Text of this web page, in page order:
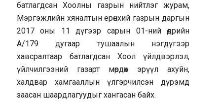
батлагдсан Хоолны газрын нийтлэг журам,
Мэргэжлийн хяналтын ерөнхий газрын даргын
2017 оны 11 дүгээр сарын 01-ний өдрийн
А/179 дугаар тушаалын нэгдүгээр
хавсралтаар батлагдсан Хоол үйлдвэрлэл,
үйлчилгээний газарт мөрдөх эрүүл ахуйн,
халдвар хамгааллын үлгэрчилсэн дүрэмд
заасан шаардлагуудыг хангасан байх.